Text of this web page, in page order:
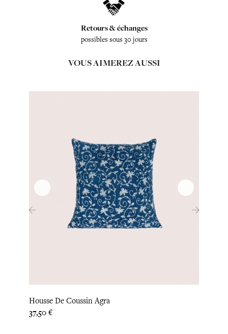
Retours & échanges
possibles sous 30 jours
VOUS AIMEREZ AUSSI
Housse De Coussin Agra
Prix
37,50 €